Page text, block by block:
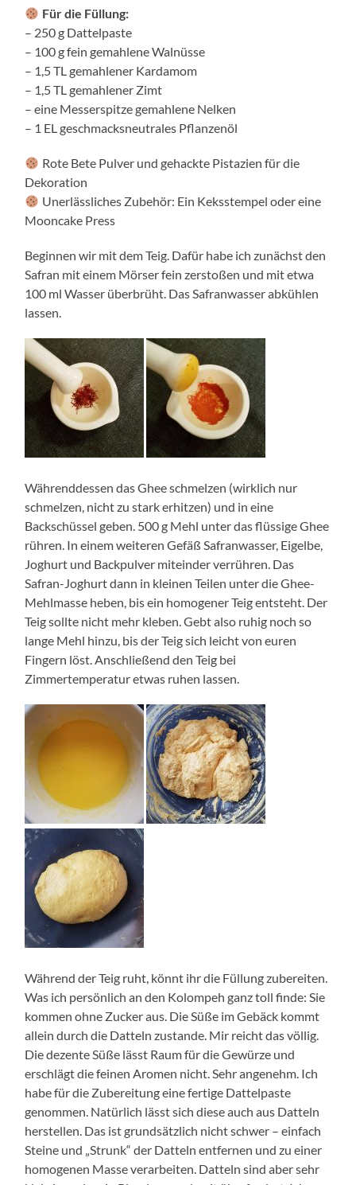
Für die Füllung:
– 250 g Dattelpaste
– 100 g fein gemahlene Walnüsse
– 1,5 TL gemahlener Kardamom
– 1,5 TL gemahlener Zimt
– eine Messerspitze gemahlene Nelken
– 1 EL geschmacksneutrales Pflanzenöl
Rote Bete Pulver und gehackte Pistazien für die
Dekoration
Unerlässliches Zubehör: Ein Keksstempel oder eine
Mooncake Press
Beginnen wir mit dem Teig. Dafür habe ich zunächst den
Safran mit einem Mörser fein zerstoßen und mit etwa
100 ml Wasser überbrüht. Das Safranwasser abkühlen
lassen.
Währenddessen das Ghee schmelzen (wirklich nur
schmelzen, nicht zu stark erhitzen) und in eine
Backschüssel geben. 500 g Mehl unter das flüssige Ghee
rühren. In einem weiteren Gefäß Safranwasser, Eigelbe,
Joghurt und Backpulver miteinder verrühren. Das
Safran-Joghurt dann in kleinen Teilen unter die Ghee-
Mehlmasse heben, bis ein homogener Teig entsteht. Der
Teig sollte nicht mehr kleben. Gebt also ruhig noch so
lange Mehl hinzu, bis der Teig sich leicht von euren
Fingern löst. Anschließend den Teig bei
Zimmertemperatur etwas ruhen lassen.
Während der Teig ruht, könnt ihr die Füllung zubereiten.
Was ich persönlich an den Kolompeh ganz toll finde: Sie
kommen ohne Zucker aus. Die Süße im Gebäck kommt
allein durch die Datteln zustande. Mir reicht das völlig.
Die dezente Süße lässt Raum für die Gewürze und
erschlägt die feinen Aromen nicht. Sehr angenehm. Ich
habe für die Zubereitung eine fertige Dattelpaste
genommen. Natürlich lässt sich diese auch aus Datteln
herstellen. Das ist grundsätzlich nicht schwer – einfach
Steine und „Strunk“ der Datteln entfernen und zu einer
homogenen Masse verarbeiten. Datteln sind aber sehr